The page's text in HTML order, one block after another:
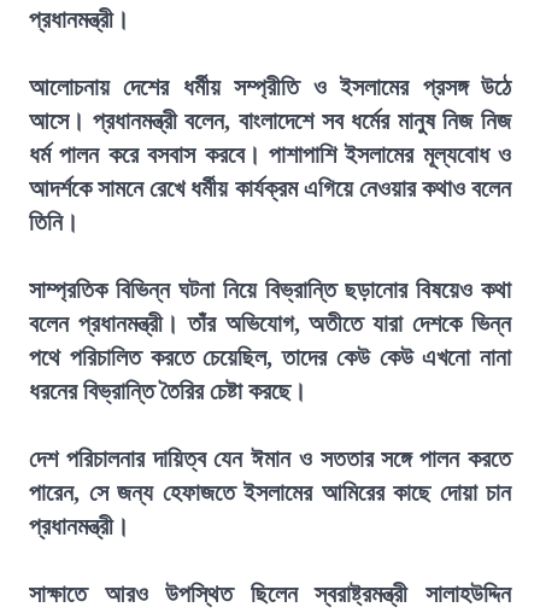
প্রধানমন্ত্রী।
আলোচনায় দেশের ধর্মীয় সম্প্রীতি ও ইসলামের প্রসঙ্গ উঠে
আসে। প্রধানমন্ত্রী বলেন, বাংলাদেশে সব ধর্মের মানুষ নিজ নিজ
ধর্ম পালন করে বসবাস করবে। পাশাপাশি ইসলামের মূল্যবোধ ও
আদর্শকে সামনে রেখে ধর্মীয় কার্যক্রম এগিয়ে নেওয়ার কথাও বলেন
তিনি।
সাম্প্রতিক বিভিন্ন ঘটনা নিয়ে বিভ্রান্তি ছড়ানোর বিষয়েও কথা
বলেন প্রধানমন্ত্রী। তাঁর অভিযোগ, অতীতে যারা দেশকে ভিন্ন
পথে পরিচালিত করতে চেয়েছিল, তাদের কেউ কেউ এখনো নানা
ধরনের বিভ্রান্তি তৈরির চেষ্টা করছে।
দেশ পরিচালনার দায়িত্ব যেন ঈমান ও সততার সঙ্গে পালন করতে
পারেন, সে জন্য হেফাজতে ইসলামের আমিরের কাছে দোয়া চান
প্রধানমন্ত্রী।
সাক্ষাতে আরও উপস্থিত ছিলেন স্বরাষ্ট্রমন্ত্রী সালাহউদ্দিন